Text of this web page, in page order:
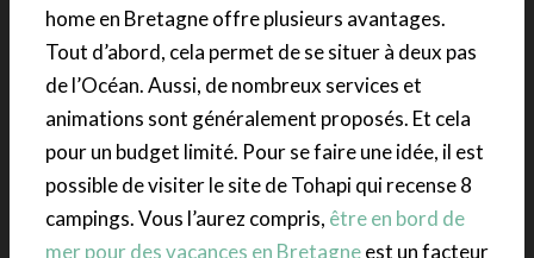
home en Bretagne offre plusieurs avantages.
Tout d’abord, cela permet de se situer à deux pas
de l’Océan. Aussi, de nombreux services et
animations sont généralement proposés. Et cela
pour un budget limité. Pour se faire une idée, il est
possible de visiter le site de Tohapi qui recense 8
campings. Vous l’aurez compris, être en bord de
mer pour des vacances en Bretagneest un facteur